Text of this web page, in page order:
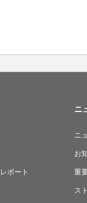
ポート
ニ
ニ
お
重
ス